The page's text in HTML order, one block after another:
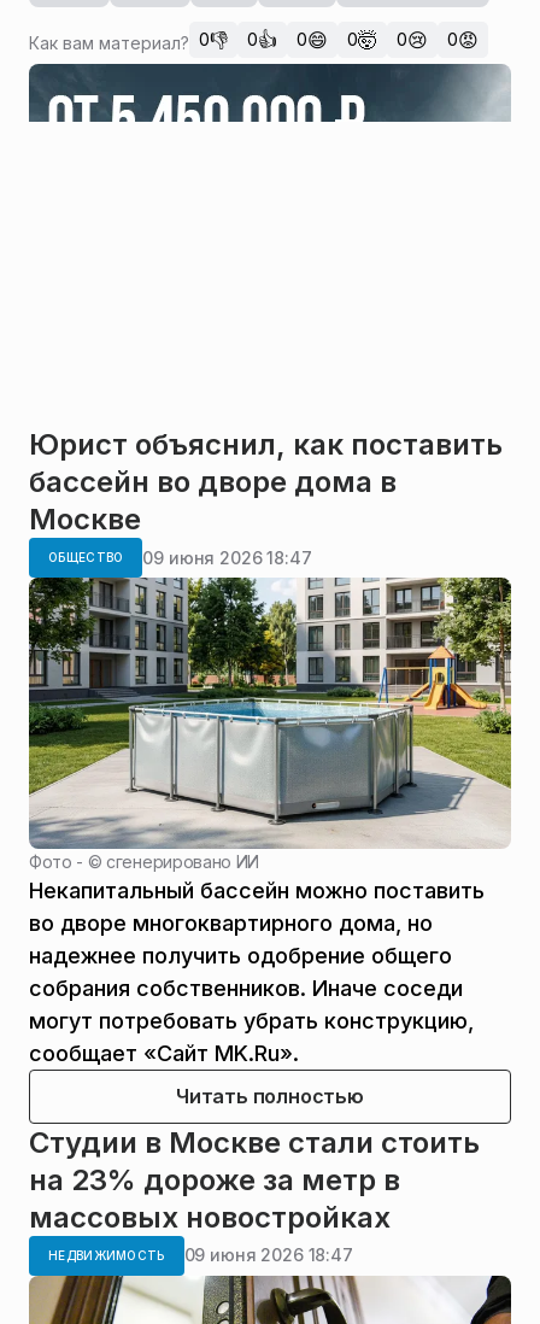
Как вам материал? 0👎 0👍 0😄 0🤯 0😢 0😡
Юрист объяснил, как поставить
бассейн во дворе дома в
Москве
ОБЩЕСТВО 09 июня 2026 18:47
Фото - © сгенерировано ИИ
Некапитальный бассейн можно поставить
во дворе многоквартирного дома, но
надежнее получить одобрение общего
собрания собственников. Иначе соседи
могут потребовать убрать конструкцию,
сообщает «Сайт MK.Ru».
Читать полностью
Студии в Москве стали стоить
на 23% дороже за метр в
массовых новостройках
НЕДВИЖИМОСТЬ 09 июня 2026 18:47